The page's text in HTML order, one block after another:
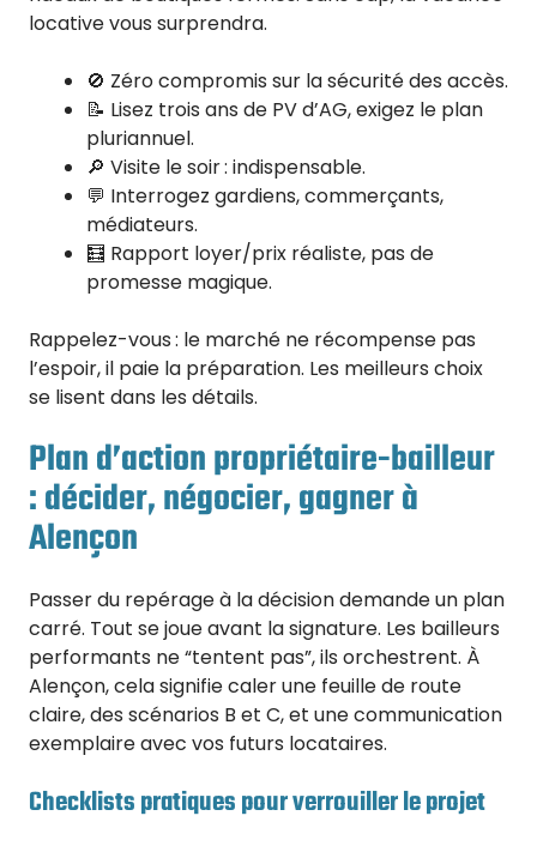
locative vous surprendra.
🚫 Zéro compromis sur la sécurité des accès.
📝 Lisez trois ans de PV d’AG, exigez le plan
pluriannuel.
🔎 Visite le soir : indispensable.
💬 Interrogez gardiens, commerçants,
médiateurs.
🧮 Rapport loyer/prix réaliste, pas de
promesse magique.
Rappelez-vous : le marché ne récompense pas
l’espoir, il paie la préparation. Les meilleurs choix
se lisent dans les détails.
Plan d’action propriétaire-bailleur
: décider, négocier, gagner à
Alençon
Passer du repérage à la décision demande un plan
carré. Tout se joue avant la signature. Les bailleurs
performants ne “tentent pas”, ils orchestrent. À
Alençon, cela signifie caler une feuille de route
claire, des scénarios B et C, et une communication
exemplaire avec vos futurs locataires.
Checklists pratiques pour verrouiller le projet